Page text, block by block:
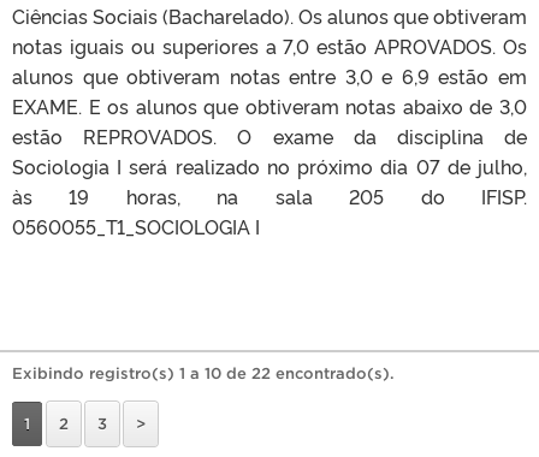
Ciências Sociais (Bacharelado). Os alunos que obtiveram
notas iguais ou superiores a 7,0 estão APROVADOS. Os
alunos que obtiveram notas entre 3,0 e 6,9 estão em
EXAME. E os alunos que obtiveram notas abaixo de 3,0
estão REPROVADOS. O exame da disciplina de
Sociologia I será realizado no próximo dia 07 de julho,
às 19 horas, na sala 205 do IFISP.
0560055_T1_SOCIOLOGIA I
Exibindo registro(s) 1 a 10 de 22 encontrado(s).
1 2 3 >